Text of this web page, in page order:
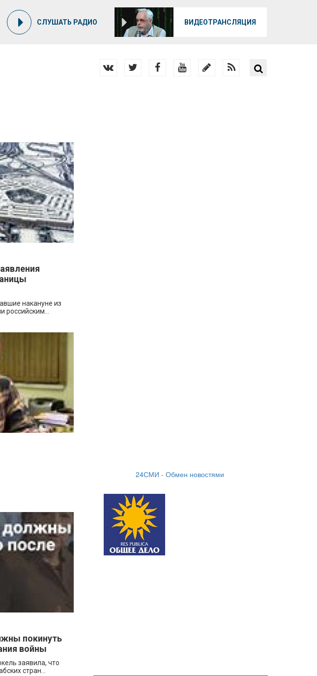
СЛУШАТЬ РАДИО ВИДЕОТРАНСЛЯЦИЯ
накануне из
покинуть
войны
заявила, что
стран...
24СМИ - Обмен новостями